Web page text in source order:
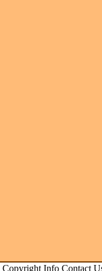
Copyright Info Contact